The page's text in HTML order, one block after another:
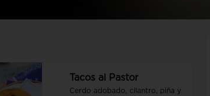
Tacos al Pastor
Cerdo adobado, cilantro, piña y